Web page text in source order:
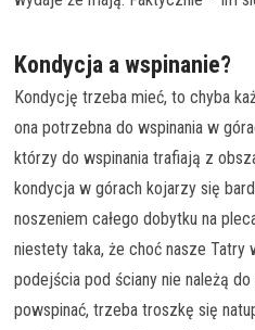
Kondycja a wspinanie?
Kondycję trzeba mieć, to chyba
ona potrzebna do wspinania w
którzy do wspinania trafiają z
kondycja w górach kojarzy się
noszeniem całego dobytku na
niestety taka, że choć nasze Tatry
podejścia pod ściany nie należą
powspinać, trzeba troszkę się